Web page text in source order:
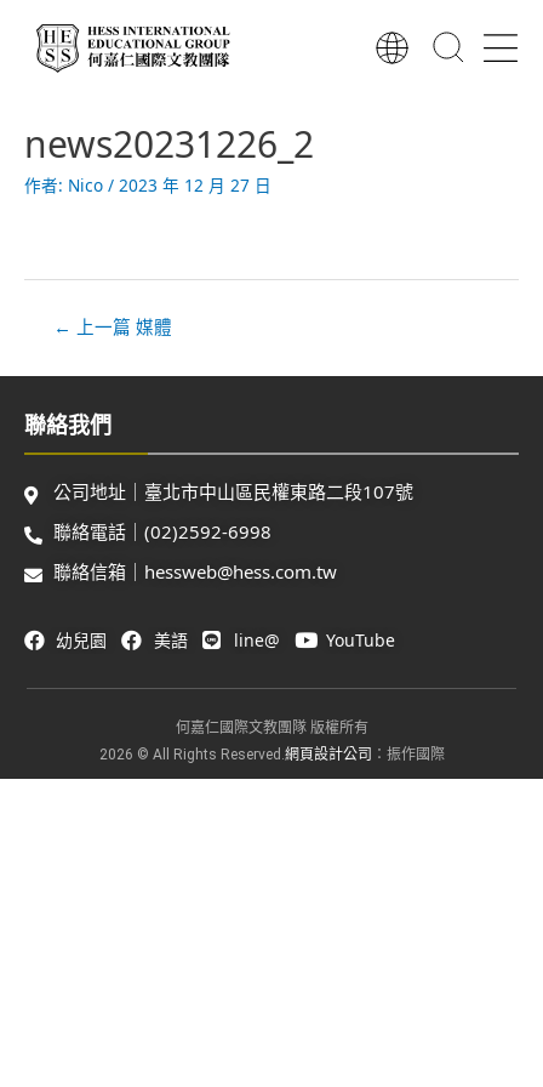
news20231226_2
作者: Nico / 2023 年 12 月 27 日
章
導
覽
← 上一篇 媒體
聯絡我們
公司地址｜臺北市中山區民權東路二段107號
聯絡電話｜(02)2592-6998
聯絡信箱｜hessweb@hess.com.tw
幼兒園 美語 line@ YouTube
何嘉仁國際文教團隊 版權所有
2026 © All Rights Reserved. 網頁設計公司 ：振作國際